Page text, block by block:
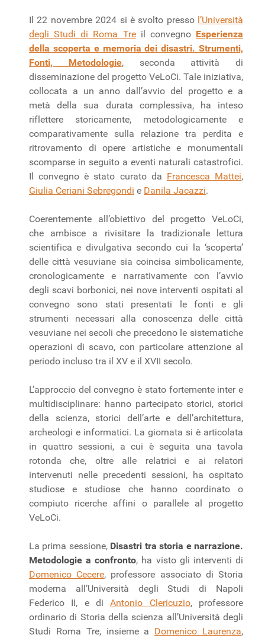
Il 22 novembre 2024 si è svolto presso l’Università
degli Studi di Roma Treil convegno Esperienza
della scoperta e memoria dei disastri. Strumenti,
Fonti, Metodologie, seconda attività di
disseminazione del progetto VeLoCi. Tale iniziativa,
collocata a un anno dall’avvio del progetto e a
metà della sua durata complessiva, ha inteso
riflettere storicamente, metodologicamente e
comparativamente sulla relazione tra perdita e
ritrovamento di opere artistiche e monumentali
scomparse in seguito a eventi naturali catastrofici.
Il convegno è stato curato da Francesca Mattei,
Giulia Ceriani Sebregondi e Danila Jacazzi.
Coerentemente all’obiettivo del progetto VeLoCi,
che ambisce a rivisitare la tradizionale lettura
scientifica e divulgativa secondo cui la ‘scoperta’
delle città vesuviane sia coincisa simbolicamente,
cronologicamente e narrativamente con l’avvio
degli scavi borbonici, nei nove interventi ospitati al
convegno sono stati presentati le fonti e gli
strumenti necessari alla conoscenza delle città
vesuviane nei secoli che precedono le sistematiche
operazioni di scavo, con particolare attenzione al
periodo incluso tra il XV e il XVII secolo.
L’approccio del convegno è stato fortemente inter e
multidisciplinare: hanno partecipato storici, storici
della scienza, storici dell’arte e dell’architettura,
archeologi e informatici. La giornata si è articolata
in quattro sessioni, a cui è seguita una tavola
rotonda che, oltre alle relatrici e ai relatori
intervenuti nelle precedenti sessioni, ha ospitato
studiose e studiose che hanno coordinato o
compiuto ricerche affini o parallele al progetto
VeLoCi.
La prima sessione, Disastri tra storia e narrazione.
Metodologie a confronto, ha visto gli interventi di
Domenico Cecere, professore associato di Storia
moderna all’Università degli Studi di Napoli
Federico II, e diAntonio Clericuzio, professore
ordinario di Storia della scienza all’Università degli
Studi Roma Tre, insieme a Domenico Laurenza,